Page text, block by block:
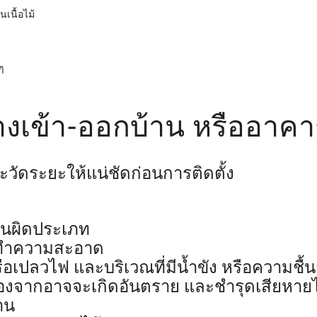
เนื้อไม้
เข้า-ออกบ้าน หรืออาค
วัดระยะให้แน่ชัดก่อนการติดตั้ง
ผิดประเภท
ความสะอาด
เปลวไฟ และบริเวณที่มีน้ำขัง หรือความชื้น
จากอาจจะเกิดอันตราย และชำรุดเสียหาย
น